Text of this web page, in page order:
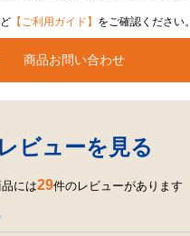
【ご利用ガイド】 をご確認ください。
商品お問い合わせ
レビューを見る
品には29件のレビューがあります